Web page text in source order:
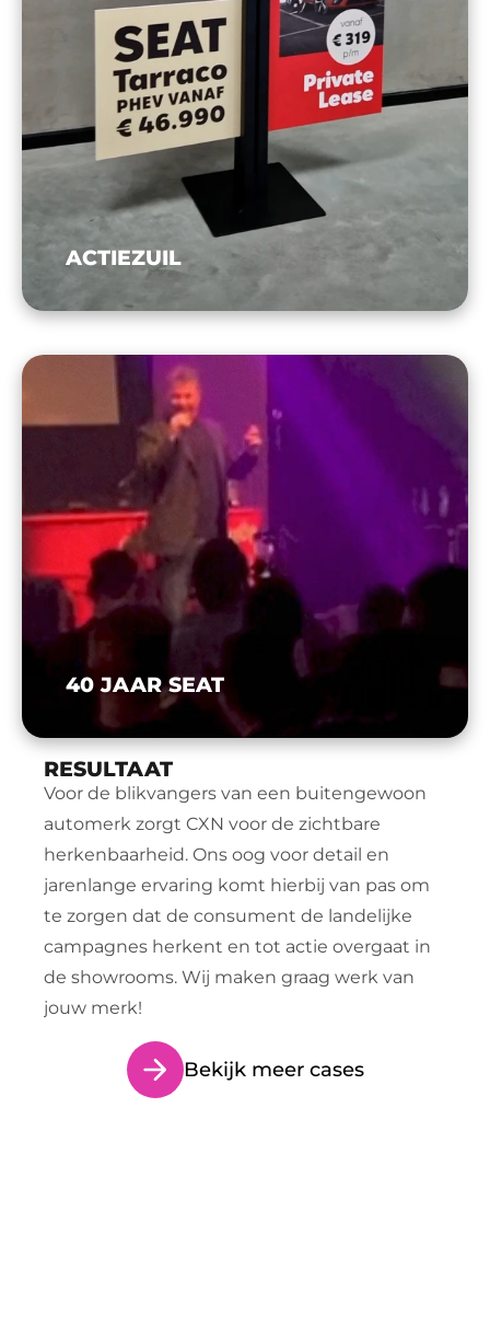
ACTIEZUIL
40 JAAR SEAT
RESULTAAT
Voor de blikvangers van een buitengewoon
automerk zorgt CXN voor de zichtbare
herkenbaarheid. Ons oog voor detail en
jarenlange ervaring komt hierbij van pas om
te zorgen dat de consument de landelijke
campagnes herkent en tot actie overgaat in
de showrooms. Wij maken graag werk van
jouw merk!
Bekijk meer cases